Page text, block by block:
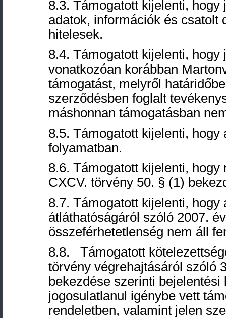
8.3. Támogatott kijelenti,
adatok, információk és csatolt
hitelesek.
8.4. Támogatott kijelenti,
vonatkozóan korábban
támogatást, melyről
szerződésben foglalt
máshonnan támogatásban
8.5. Támogatott kijelenti,
folyamatban.
8.6. Támogatott kijelenti,
CXCV. törvény 50. § (1)
8.7. Támogatott kijelenti,
átláthatóságáról szóló 2007.
összeférhetetlenség nem áll
8.8. Támogatott
törvény végrehajtásáról szóló
bekezdése szerinti
jogosulatlanul igénybe vett
rendeletben, valamint jelen